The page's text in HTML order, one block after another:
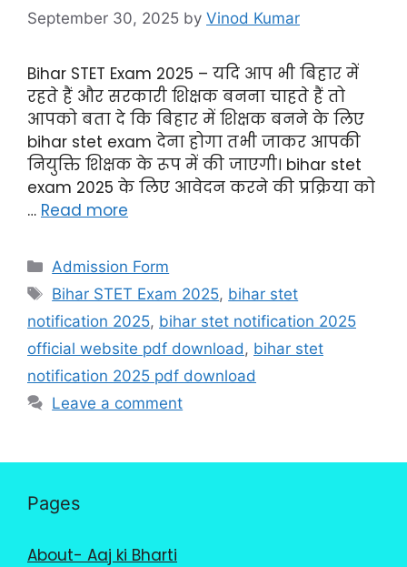
September 30, 2025 by Vinod Kumar
Bihar STET Exam 2025 – यदि आप भी बिहार में
रहते हैं और सरकारी शिक्षक बनना चाहते हैं तो
आपको बता दे कि बिहार में शिक्षक बनने के लिए
bihar stet exam देना होगा तभी जाकर आपकी
नियुक्ति शिक्षक के रूप में की जाएगी। bihar stet
exam 2025 के लिए आवेदन करने की प्रक्रिया को
… Read more
Admission Form
Bihar STET Exam 2025, bihar stet
notification 2025, bihar stet notification 2025
official website pdf download , bihar stet
notification 2025 pdf download
Leave a comment
Pages
About- Aaj ki Bharti